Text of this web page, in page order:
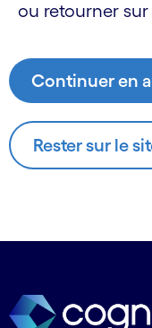
ou retourner
Continuer en
Rester sur le